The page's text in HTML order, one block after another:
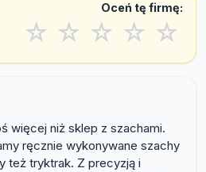
Oceń tę firmę:
☆ ☆ ☆ ☆ ☆
więcej niż sklep z szachami.
ręcznie wykonywane szachy
też tryktrak. Z precyzją i